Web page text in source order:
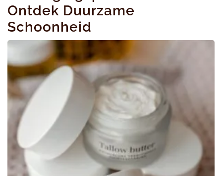
Ontdek Duurzame
Schoonheid